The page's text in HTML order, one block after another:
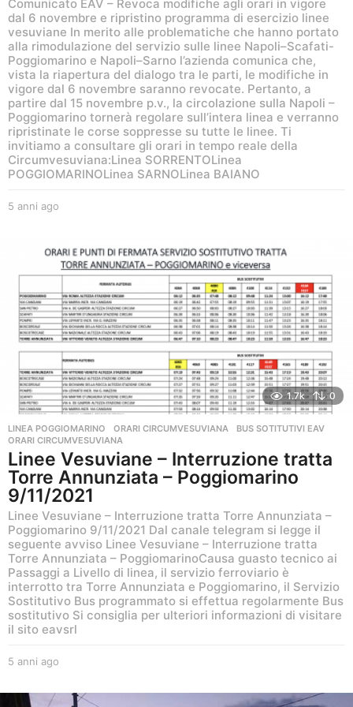
Comunicato EAV – Revoca modifiche agli orari in vigore
dal 6 novembre e ripristino programma di esercizio linee
vesuviane In merito alle problematiche che hanno portato
alla rimodulazione del servizio sulle linee Napoli–Scafati-
Poggiomarino e Napoli–Sarno l’azienda comunica che,
vista la riapertura del dialogo tra le parti, le modifiche in
vigore dal 6 novembre saranno revocate. Pertanto, a
partire dal 15 novembre p.v., la circolazione sulla Napoli –
Poggiomarino tornerà regolare sull’intera linea e verranno
ripristinate le corse soppresse su tutte le linee. Ti
invitiamo a consultare gli orari in tempo reale della
Circumvesuviana:Linea SORRENTOLinea
POGGIOMARINOLinea SARNOLinea BAIANO
5 anni ago
n
i
g
o
1.7k 0
LINEA POGGIOMARINO ,ORARI CIRCUMVESUVIANA BUS SOTITUTIVI EAV
ORARI CIRCUMVESUVIANA
Linee Vesuviane – Interruzione tratta
Torre Annunziata – Poggiomarino
9/11/2021
Linee Vesuviane – Interruzione tratta Torre Annunziata –
Poggiomarino 9/11/2021 Dal canale telegram si legge il
seguente avviso Linee Vesuviane – Interruzione tratta
Torre Annunziata – PoggiomarinoCausa guasto tecnico ai
Passaggi a Livello di linea, il servizio ferroviario è
interrotto tra Torre Annunziata e Poggiomarino, il Servizio
Sostitutivo Bus programmato si effettua regolarmente Bus
sostitutivo Si consiglia per ulteriori informazioni di visitare
il sito eavsrl
5 anni ago
n